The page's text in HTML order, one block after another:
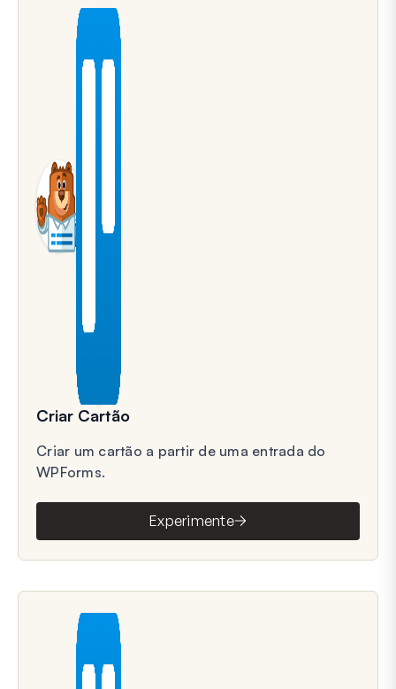
Criar Cartão
Criar um cartão a partir de uma entrada do
WPForms.
Experimente